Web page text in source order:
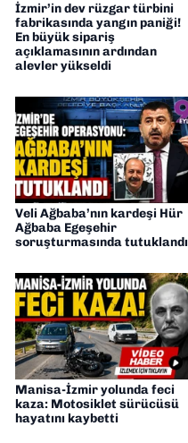
İzmir’in dev rüzgar türbini
fabrikasında yangın paniği!
En büyük sipariş
açıklamasının ardından
alevler yükseldi
Veli Ağbaba’nın kardeşi Hür
Ağbaba Egeşehir
soruşturmasında tutuklandı
Manisa-İzmir yolunda feci
kaza: Motosiklet sürücüsü
hayatını kaybetti